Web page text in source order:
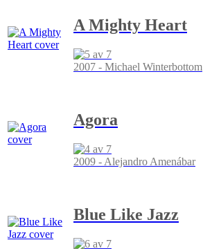
A Mighty Heart
2007 - Michael Winterbottom
Agora
2009 - Alejandro Amenábar
Blue Like Jazz